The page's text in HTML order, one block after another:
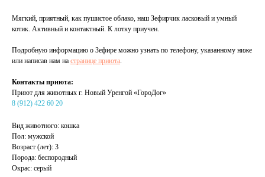
Мягкий, приятный, как пушистое облако, наш Зефирчик ласковый и умный
котик. Активный и контактный. К лотку приучен.
Подробную информацию о Зефире можно узнать по телефону, указанному ниже
или написав нам на странице приюта.
Контакты приюта:
Приют для животных г. Новый Уренгой «ГороДог»
8 (912) 422 60 20
Вид животного: кошка
Пол: мужской
Возраст (лет): 3
Порода: беспородный
Окрас: серый